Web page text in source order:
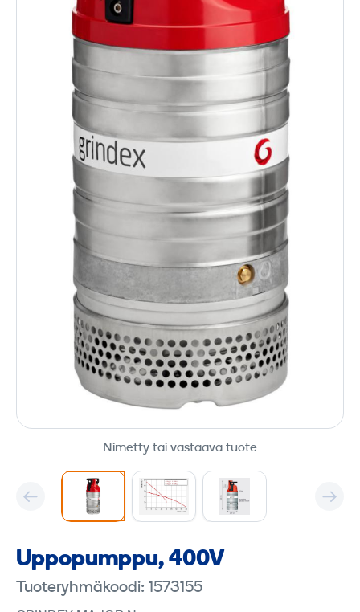
Nimetty tai vastaava tuote
Uppopumppu, 400V
Tuoteryhmäkoodi: 1573155